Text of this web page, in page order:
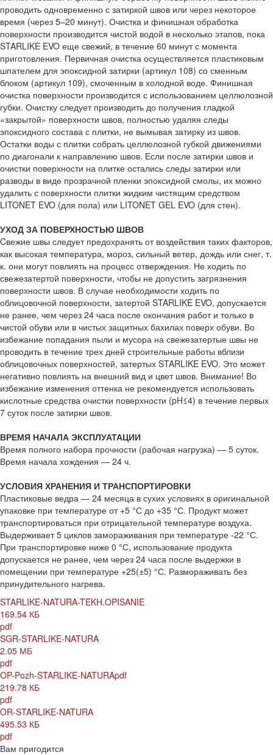
проводить одновременно с затиркой швов или через некоторое
время (через 5–20 минут). Очистка и финишная обработка
поверхности производится чистой водой в несколько этапов, пока
STARLIKE EVO еще свежий, в течение 60 минут с момента
приготовления. Первичная очистка осуществляется пластиковым
шпателем для эпоксидной затирки (артикул 108) со сменным
блоком (артикул 109), смоченным в холодной воде. Финишная
очистка поверхности производится с использованием целлюлозной
губки. Очистку следует производить до получения гладкой
«закрытой» поверхности швов, полностью удаляя следы
эпоксидного состава с плитки, не вымывая затирку из швов.
Остатки воды с плитки собрать целлюлозной губкой движениями
по диагонали к направлению швов. Если после затирки швов и
очистки поверхности на плитке остались следы затирки или
разводы в виде прозрачной пленки эпоксидной смолы, их можно
удалить с поверхности плитки жидким чистящим средством
LITONET EVO (для пола) или LITONET GEL EVO (для стен).
УХОД ЗА ПОВЕРХНОСТЬЮ ШВОВ
Cвежие швы следует предохранять от воздействия таких факторов,
как высокая температура, мороз, сильный ветер, дождь или снег, т.
к. они могут повлиять на процесс отверждения. Не ходить по
свежезатертой поверхности, чтобы не допустить загрязнения
поверхности швов. В случае необходимости ходить по
облицовочной поверхности, затертой STARLIKE EVO, допускается
не ранее, чем через 24 часа после окончания работ и только в
чистой обуви или в чистых защитных бахилах поверх обуви. Во
избежание попадания пыли и мусора на свежезатертые швы не
проводить в течение трех дней строительные работы вблизи
облицовочных поверхностей, затертых STARLIKE EVO. Это может
негативно повлиять на внешний вид и цвет швов. Внимание! Во
избежание изменения оттенка не рекомендуется использовать
кислотные средства очистки поверхности (pH≤4) в течение первых
7 суток после затирки швов.
ВРЕМЯ НАЧАЛА ЭКСПЛУАТАЦИИ
Время полного набора прочности (рабочая нагрузка) — 5 суток.
Время начала хождения — 24 ч.
УСЛОВИЯ ХРАНЕНИЯ И ТРАНСПОРТИРОВКИ
Пластиковые ведра — 24 месяца в сухих условиях в оригинальной
упаковке при температуре от +5 °С до +35 °С. Продукт может
транспортироваться при отрицательной температуре воздуха.
Выдерживает 5 циклов замораживания при температуре -22 °С.
При транспортировке ниже 0 °С, использование продукта
допускается не ранее, чем через 24 часа после выдержки в
помещении при температуре +25(±5) °С. Размораживать без
принудительного нагрева.
STARLIKE-NATURA-TEKH.OPISANIE
169.54 КБ
pdf
SGR-STARLIKE-NATURA
2.05 МБ
pdf
OP-Pozh-STARLIKE-NATURApdf
219.78 КБ
pdf
OR-STARLIKE-NATURA
495.53 КБ
pdf
Вам пригодится